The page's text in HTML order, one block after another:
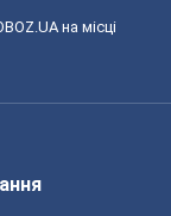
на місці